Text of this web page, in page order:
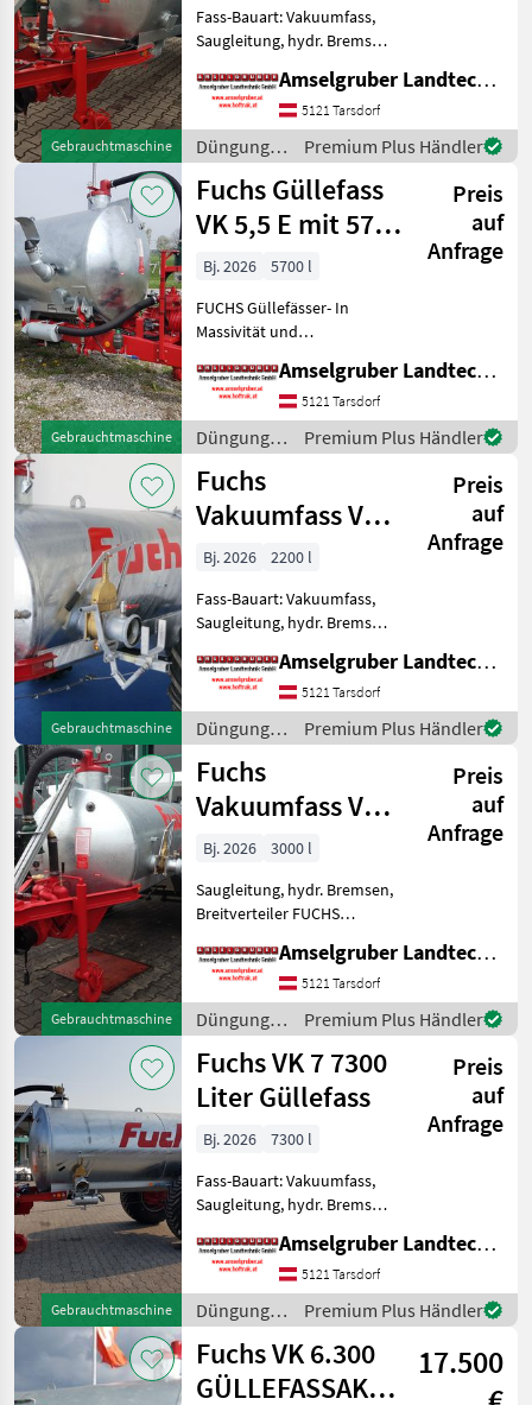
Gebrauchtmaschine
Fass-Bauart: Vakuumfass,
Saugleitung, hydr. Bremsen,
Breitverteiler FUCHS
Güllefässer- In Massivität
und Langlebigkeit
unschlagbar! (Stärkste
Materialst
Amselgruber Landtechnik GmbH
5121 Tarsdorf
Düngung
und
Beregnung
/ Fuchs
Premium Plus Händler
Gebrauchtmaschine
Fuchs Güllefass
VK 5,5 E mit 5700
Liter
Preis
auf
Anfrage
Bj. 2026
5700 l
FUCHS Güllefässer- In
Massivität und
(Stärkste Materialstärken +
Beste Materialen und Beste
Komponenten der
führenden TOP Hersteller!)
Sei
Amselgruber Landtechnik GmbH
5121 Tarsdorf
Düngung
und
Beregnung
/ Fuchs
Premium Plus Händler
Gebrauchtmaschine
Fuchs
Vakuumfass VK
2,2 mit 2200
Preis
auf
Anfrage
Bj. 2026
2200 l
Fass-Bauart: Vakuumfass,
Saugleitung, hydr. Bremsen,
Güllefässer- In Massivität
und Langlebigkeit
unschlagbar! (Stärkste
Materialstärken + Beste Ma
Amselgruber Landtechnik GmbH
5121 Tarsdorf
Düngung
und
Beregnung
/ Fuchs
Premium Plus Händler
Gebrauchtmaschine
Fuchs
Vakuumfass VK 3
mit 3000 Liter
Preis
auf
Anfrage
Bj. 2026
3000 l
Saugleitung, hydr. Bremsen,
Breitverteiler FUCHS
und Langlebigkeit
unschlagbar! (Stärkste
Materialstärken + Beste
Materialen und Beste
Kompo
Amselgruber Landtechnik GmbH
5121 Tarsdorf
Düngung
und
Beregnung
/ Fuchs
Premium Plus Händler
Gebrauchtmaschine
Fuchs VK 7 7300
Liter Güllefass
Preis
auf
Anfrage
Bj. 2026
7300 l
Fass-Bauart: Vakuumfass,
Saugleitung, hydr. Bremsen,
Güllefässer- In Massivität
und Langlebigkeit
unschlagbar! (Stärkste
Materialstärken + Beste Ma
Amselgruber Landtechnik GmbH
5121 Tarsdorf
Düngung
und
Beregnung
/ Fuchs
Premium Plus Händler
Fuchs VK 6.300
GÜLLEFASSAKTION
17.500